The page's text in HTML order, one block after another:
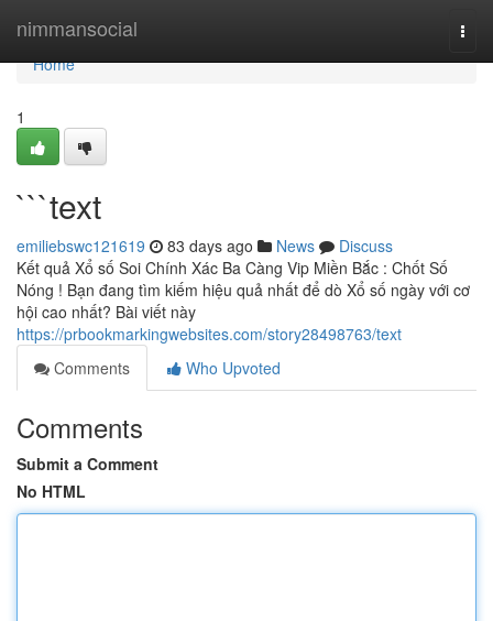
nimmansocial
Home
Home
1
```text
emiliebswc121619 83 days ago News
Discuss
Kết quả Xổ số Soi Chính Xác Ba Càng Vip Miền Bắc : Chốt Số
Nóng ! Bạn đang tìm kiếm hiệu quả nhất để dò Xổ số ngày với cơ
hội cao nhất? Bài viết này
https://prbookmarkingwebsites.com/story28498763/text
Comments
Who Upvoted
Comments
Submit a Comment
No HTML